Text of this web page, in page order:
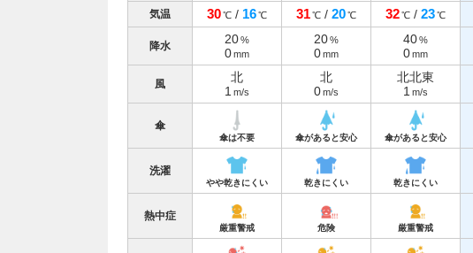
気温 30℃ / 16℃ 31℃ / 20℃ 32℃ / 23℃
降水 20%
0mm
20%
0mm
40%
0mm
風
北
1 m/s
北
0m/s
北北東
1 m/s
傘
傘は不要 傘があると安心 傘があると安心
洗濯
やや乾きにくい 乾きにくい 乾きにくい
熱中症
厳重警戒 危険 厳重警戒